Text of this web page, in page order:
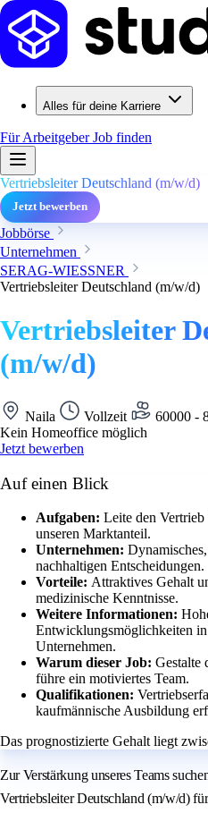
Alles für deine Karriere
Für ArbeitgeberJob finden
Vertriebsleiter Deutschland (m/w/d)
Jetzt bewerben
Jobbörse
Unternehmen
SERAG-WIESSNER
Vertriebsleiter Deutschland (m/w/d)
Vertriebsleiter
(m/w/d)
Naila Vollzeit
60000 -
Kein Homeoffice möglich
Jetzt bewerben
Auf einen Blick
Aufgaben: Leite den
unseren Marktanteil.
Unternehmen:
nachhaltigen Entscheidungen.
Vorteile: Attraktives Gehalt
medizinische Kenntnisse.
Weitere Informationen:
Entwicklungsmöglichkeiten
Unternehmen.
Warum dieser Job: Gestalte
führe ein motiviertes Team.
Qualifikationen:
kaufmännische Ausbildung
Das prognostizierte Gehalt liegt
Zur Verstärkung unseres Teams
Vertriebsleiter Deutschland (m/w/d)